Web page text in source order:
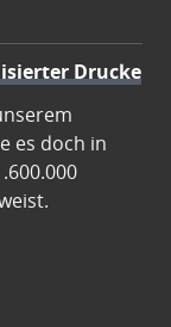
Drucke
es doch in